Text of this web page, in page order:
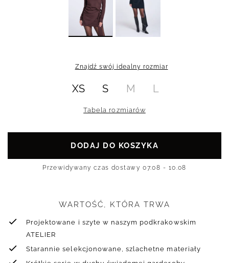
XS S M L
Znajdź swój idealny rozmiar
Tabela rozmiarów
DODAJ DO KOSZYKA
Przewidywany czas dostawy 07.08 - 10.08
WARTOŚĆ, KTÓRA TRWA
Projektowane i szyte w naszym podkrakowskim
ATELIER
Starannie selekcjonowane, szlachetne materiały